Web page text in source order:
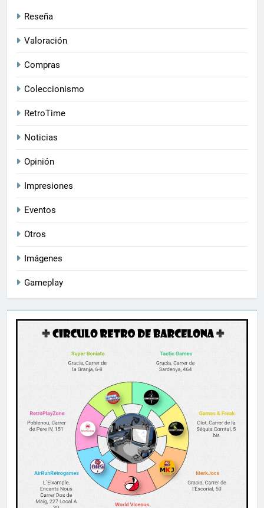
Reseña
Valoración
Compras
Coleccionismo
RetroTime
Noticias
Opinión
Impresiones
Eventos
Otros
Imágenes
Gameplay